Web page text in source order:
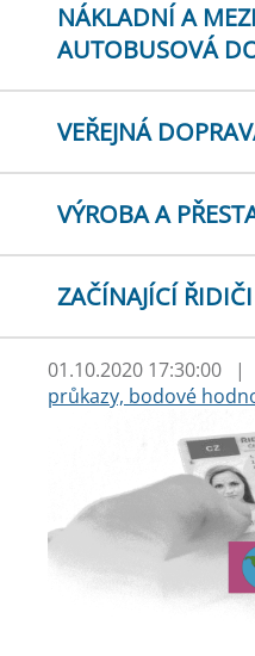
NÁKLADNÍ A
AUTOBUSOVÁ
VEŘEJNÁ
VÝROBA A
ZAČÍNAJÍCÍ ŘIDIČI
01.10.2020 17:30:00 |
průkazy, bodové